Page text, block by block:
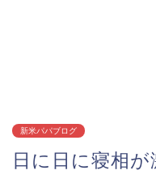
新米パパブログ
日に日に寝相